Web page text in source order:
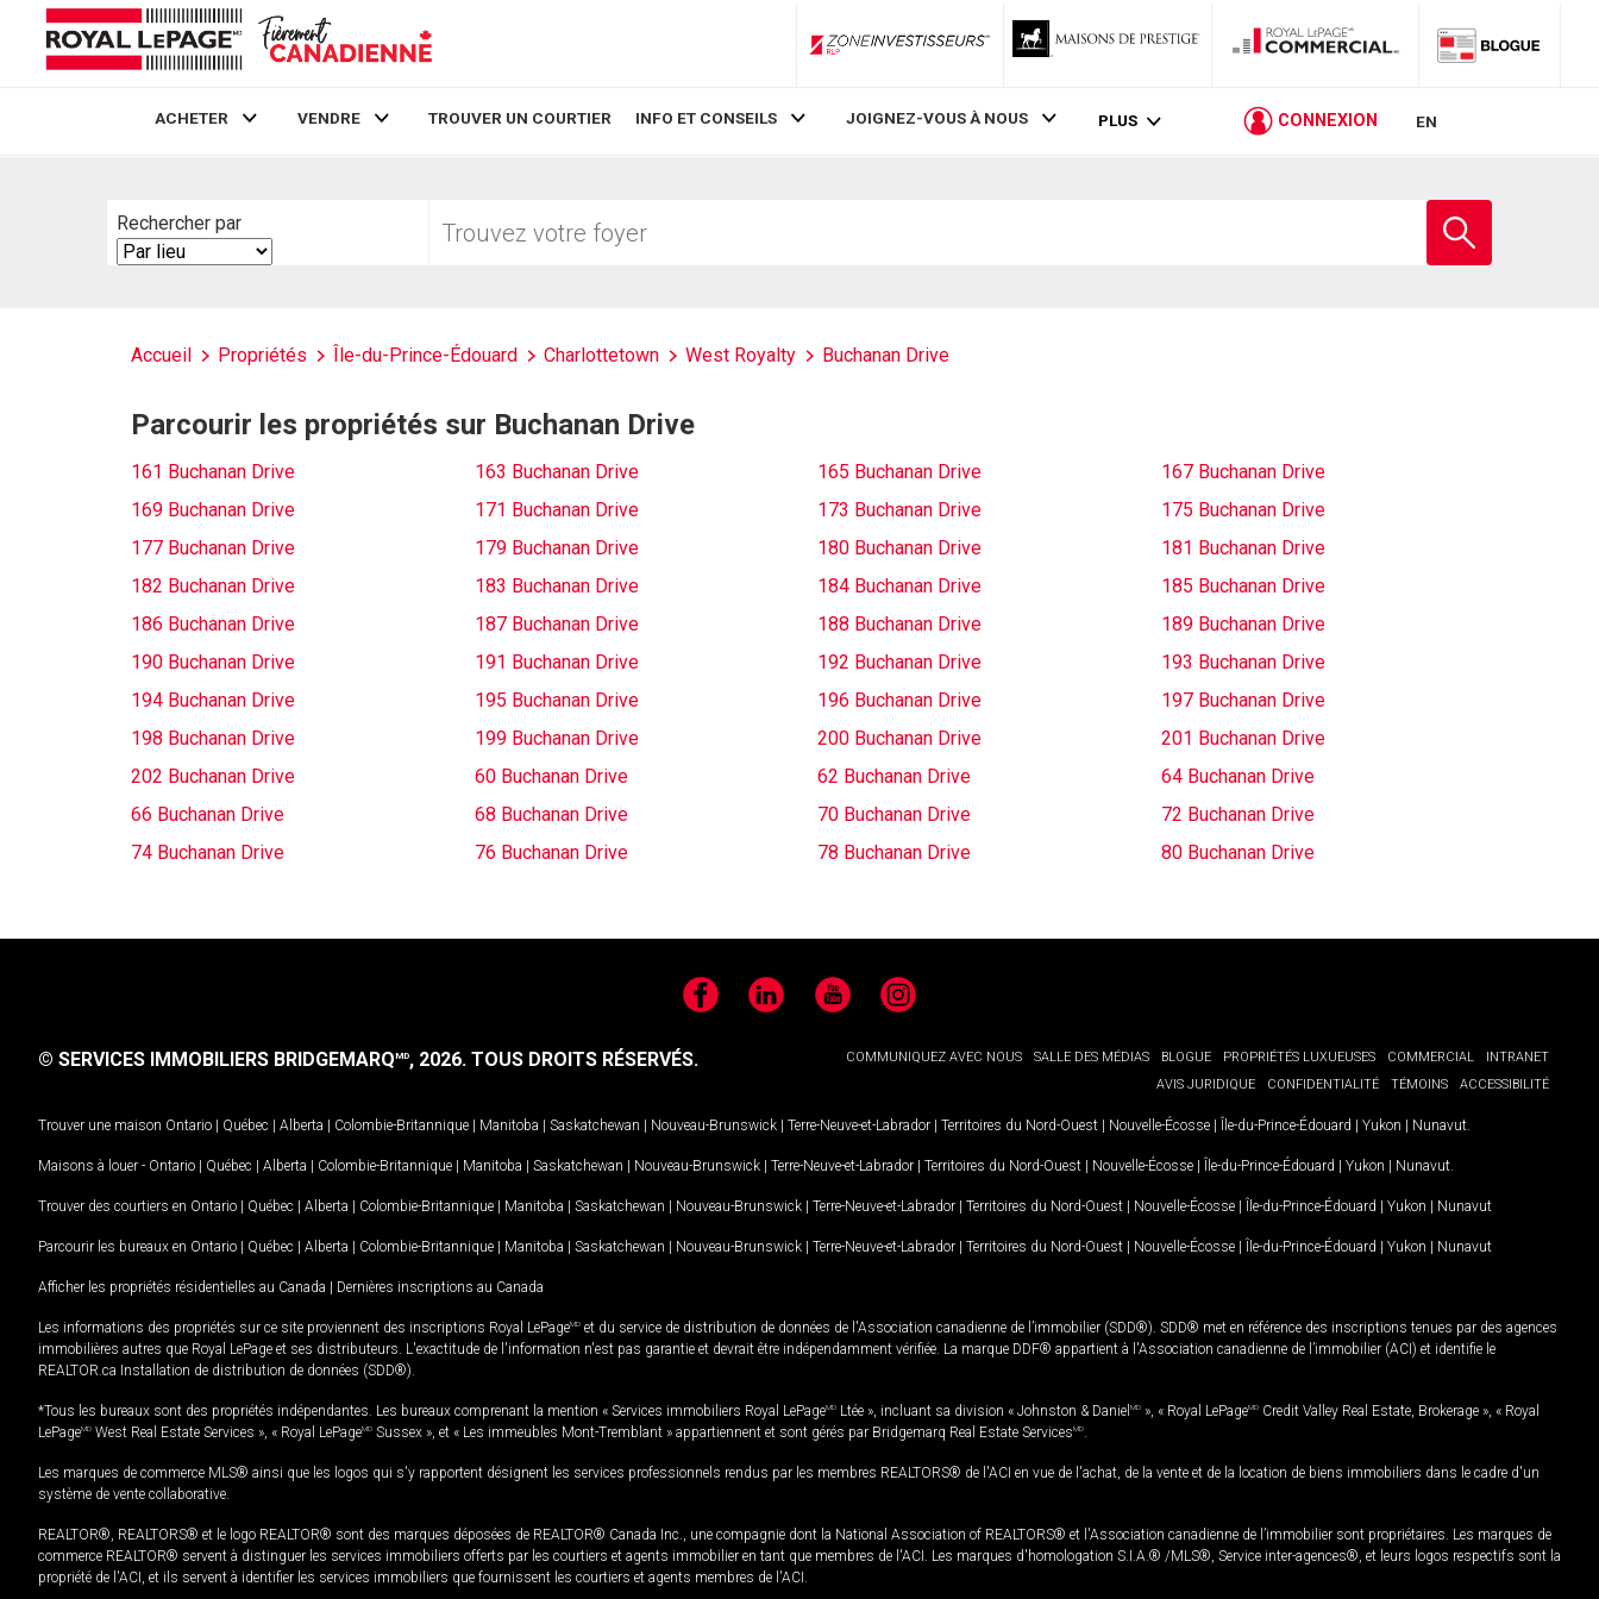
ZoneInvestisseurs RLP
ACHETER VENDRE TROUVER UN COURTIER INFO ET CONSEILS JOIGNEZ-VOUS À NOUS PLUS CONNEXION EN
Rechercher par
Search
By
votre
Accueil Propriétés Île-du-Prince-Édouard Charlottetown West Royalty Buchanan Drive
Parcourir les propriétés sur Buchanan Drive
161 Buchanan Drive 163 Buchanan Drive 165 Buchanan Drive
167 Buchanan Drive
169 Buchanan Drive
171 Buchanan Drive 173 Buchanan Drive
175 Buchanan Drive
177 Buchanan Drive
179 Buchanan Drive 180 Buchanan Drive
181 Buchanan Drive
182 Buchanan Drive
183 Buchanan Drive 184 Buchanan Drive
185 Buchanan Drive
186 Buchanan Drive
187 Buchanan Drive 188 Buchanan Drive
189 Buchanan Drive
190 Buchanan Drive
191 Buchanan Drive 192 Buchanan Drive
193 Buchanan Drive
194 Buchanan Drive
195 Buchanan Drive 196 Buchanan Drive
197 Buchanan Drive
198 Buchanan Drive
199 Buchanan Drive 200 Buchanan Drive
201 Buchanan Drive
202 Buchanan Drive
60 Buchanan Drive 62 Buchanan Drive
64 Buchanan Drive
66 Buchanan Drive
68 Buchanan Drive 70 Buchanan Drive
72 Buchanan Drive
74 Buchanan Drive
76 Buchanan Drive 78 Buchanan Drive 80 Buchanan Drive
FacebookLinkedIn YouTubeInstagram
COMMUNIQUEZ AVEC NOUS SALLE DES MÉDIAS BLOGUE PROPRIÉTÉS LUXUEUSES COMMERCIAL
INTRANET
AVIS JURIDIQUE
CONFIDENTIALITÉ TÉMOINS ACCESSIBILITÉ
© SERVICES IMMOBILIERS BRIDGEMARQMD, 2026. TOUS DROITS RÉSERVÉS.
Trouver une maison Ontario | Québec | Alberta | Colombie-Britannique | Manitoba | Saskatchewan | Nouveau-Brunswick | Terre-Neuve-et-Labrador | Territoires du Nord-Ouest | Nouvelle-Écosse | Île-du-Prince-Édouard | Yukon | Nunavut
Maisons à louer - Ontario | Québec | Alberta | Colombie-Britannique | Manitoba | Saskatchewan | Nouveau-Brunswick | Terre-Neuve-et-Labrador | Territoires du Nord-Ouest | Nouvelle-Écosse | Île-du-Prince-Édouard | Yukon | Nunavut
Trouver des courtiers en Ontario | Québec | Alberta | Colombie-Britannique | Manitoba | Saskatchewan | Nouveau-Brunswick | Terre-Neuve-et-Labrador | Territoires du Nord-Ouest | Nouvelle-Écosse | Île-du-Prince-Édouard | Yukon | Nunavut
Parcourir les bureaux en Ontario | Québec | Alberta | Colombie-Britannique | Manitoba | Saskatchewan | Nouveau-Brunswick | Terre-Neuve-et-Labrador | Territoires du Nord-Ouest | Nouvelle-Écosse | Île-du-Prince-Édouard | Yukon | Nunavut
Afficher les propriétés résidentielles au Canada | Dernières inscriptions au Canada
Les informations des propriétés sur ce site proviennent des inscriptions Royal LePageMD et du service de distribution de données de l'Association canadienne de l’immobilier (SDD®). SDD® met en référence des inscriptions tenues par des agences
immobilières autres que Royal LePage et ses distributeurs. L'exactitude de l'information n'est pas garantie et devrait être indépendamment vérifiée. La marque DDF® appartient à l'Association canadienne de l’immobilier (ACI) et identifie le
REALTOR.ca Installation de distribution de données (SDD®).
*Tous les bureaux sont des propriétés indépendantes. Les bureaux comprenant la mention « Services immobiliers Royal LePageMD Ltée », incluant sa division « Johnston & Daniel MD », « Royal LePageMD Credit Valley Real Estate, Brokerage », « Royal
LePageMD West Real Estate Services », « Royal LePageMD Sussex », et « Les immeubles Mont-Tremblant » appartiennent et sont gérés par Bridgemarq Real Estate ServicesMD
Les marques de commerce MLS® ainsi que les logos qui s'y rapportent désignent les services professionnels rendus par les membres REALTORS® de l'ACI en vue de l'achat, de la vente et de la location de biens immobiliers dans le cadre d'un
système de vente collaborative.
REALTOR®, REALTORS® et le logo REALTOR® sont des marques déposées de REALTOR® Canada Inc., une compagnie dont la National Association of REALTORS® et l'Association canadienne de l’immobilier sont propriétaires. Les marques de
commerce REALTOR® servent à distinguer les services immobiliers offerts par les courtiers et agents immobilier en tant que membres de l'ACI. Les marques d'homologation S.I.A.® /MLS®, Service inter-agences®, et leurs logos respectifs sont la
propriété de l'ACI, et ils servent à identifier les services immobiliers que fournissent les courtiers et agents membres de l'ACI.